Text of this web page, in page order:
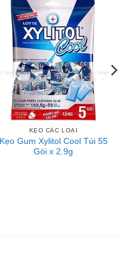
KẸO CÁC LOẠI
Kẹo Gum Xylitol Cool Túi 55
Gói x 2.9g